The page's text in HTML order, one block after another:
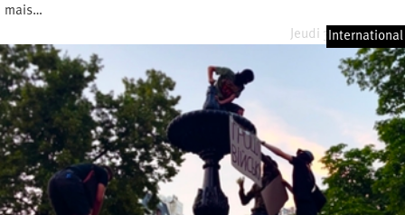
mais…
Jeudi 31 juillet 2025
International